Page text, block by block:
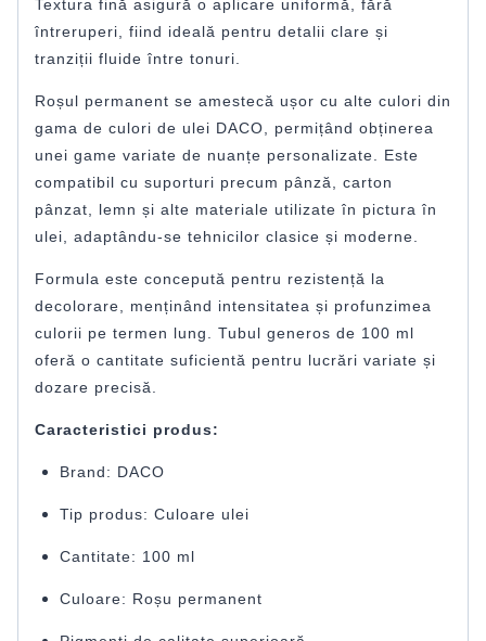
Textura fină asigură o aplicare uniformă, fără
întreruperi, fiind ideală pentru detalii clare și
tranziții fluide între tonuri.
Roșul permanent se amestecă ușor cu alte culori din
gama de culori de ulei DACO, permițând obținerea
unei game variate de nuanțe personalizate. Este
compatibil cu suporturi precum pânză, carton
pânzat, lemn și alte materiale utilizate în pictura în
ulei, adaptându-se tehnicilor clasice și moderne.
Formula este concepută pentru rezistență la
decolorare, menținând intensitatea și profunzimea
culorii pe termen lung. Tubul generos de 100 ml
oferă o cantitate suficientă pentru lucrări variate și
dozare precisă.
Caracteristici produs:
Brand: DACO
Tip produs: Culoare ulei
Cantitate: 100 ml
Culoare: Roșu permanent